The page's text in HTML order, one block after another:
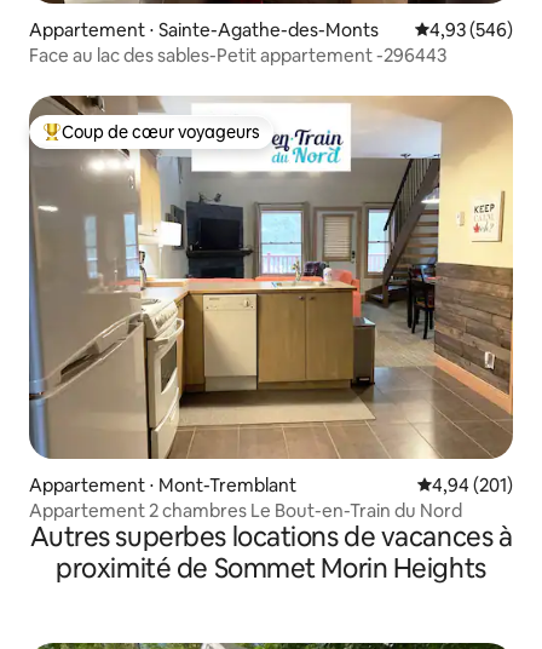
Appartement ⋅ Sainte-Agathe-des-Monts Évaluation
4,93 (546)
Face au lac des sables-Petit appartement -296443
Coups de cœur voyageurs les plus appréciés
Coup de cœur voyageurs
Appartement ⋅ Mont-Tremblant Évaluation
4,94 (201)
Appartement 2 chambres Le Bout-en-Train du Nord
Autres superbes locations de vacances à
proximité de Sommet Morin Heights